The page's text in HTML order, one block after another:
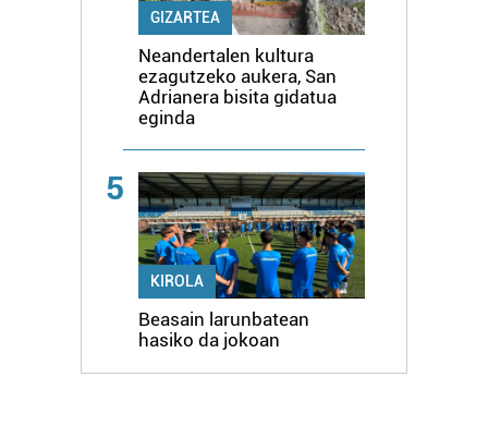
GIZARTEA
Neandertalen kultura
ezagutzeko aukera, San
Adrianera bisita gidatua
eginda
5
KIROLA
Beasain larunbatean
hasiko da jokoan